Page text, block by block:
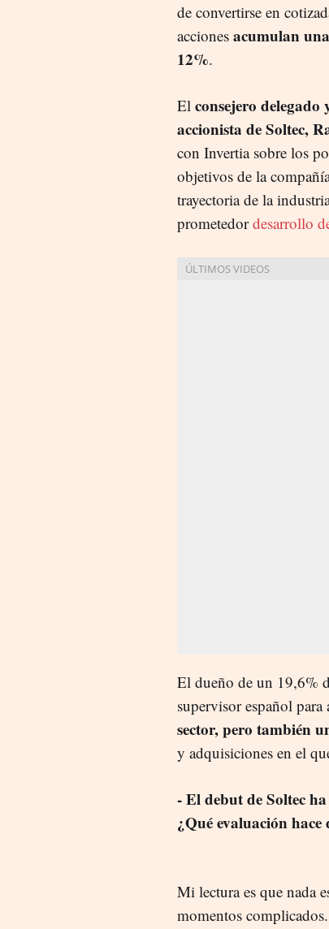
de convertirse en
acciones acumulan
12%.
El consejero delegado
accionista de Soltec,
con Invertia sobre los
objetivos de la
trayectoria de la
prometedordesarrollo
El dueño de un 19,6%
supervisor español
sector, pero también
y adquisiciones en el
- El debut de Soltec
¿Qué evaluación hace
Mi lectura es que nada
momentos